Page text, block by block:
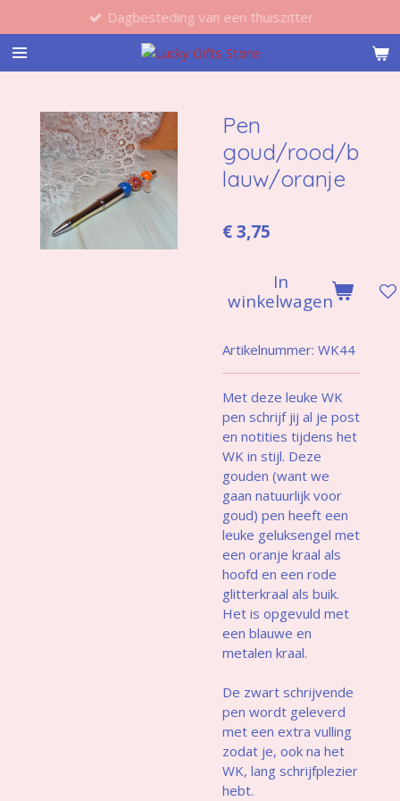
direct
naar
de
Dagbesteding van een thuiszitter
Pen
goud/rood/b
lauw/oranje
€ 3,75
In
winkelwagen
Artikelnummer: WK44
Met deze leuke WK
pen schrijf jij al je post
en notities tijdens het
WK in stijl. Deze
gouden (want we
gaan natuurlijk voor
goud) pen heeft een
leuke geluksengel met
een oranje kraal als
hoofd en een rode
glitterkraal als buik.
Het is opgevuld met
een blauwe en
metalen kraal.
De zwart schrijvende
pen wordt geleverd
met een extra vulling
zodat je, ook na het
WK, lang schrijfplezier
hebt.